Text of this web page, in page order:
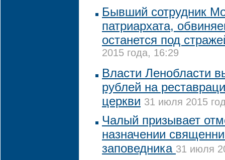
Бывший сотрудник
патриархата,
останется под
2015 года, 16:29
Власти Ленобласти
рублей на
церкви 31 июля 2015
Чалый призывает
назначении
заповедника 31 июля